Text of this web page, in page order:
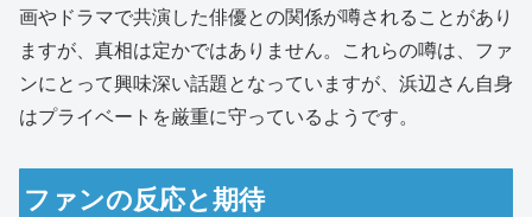
画やドラマで共演した俳優との関係が噂されることがあり
ますが、真相は定かではありません。これらの噂は、ファ
ンにとって興味深い話題となっていますが、浜辺さん自身
はプライベートを厳重に守っているようです。
ファンの反応と期待